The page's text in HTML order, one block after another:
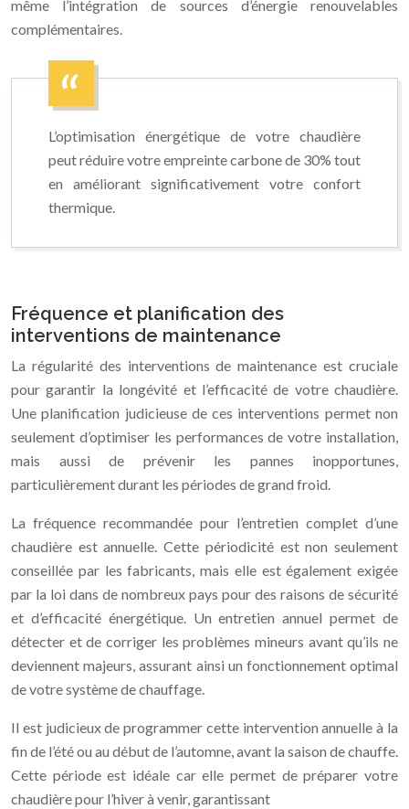
même l’intégration de sources d’énergie renouvelables
complémentaires.
L’optimisation énergétique de votre chaudière
peut réduire votre empreinte carbone de 30% tout
en améliorant significativement votre confort
thermique.
Fréquence et planification des
interventions de maintenance
La régularité des interventions de maintenance est cruciale
pour garantir la longévité et l’efficacité de votre chaudière.
Une planification judicieuse de ces interventions permet non
seulement d’optimiser les performances de votre installation,
mais aussi de prévenir les pannes inopportunes,
particulièrement durant les périodes de grand froid.
La fréquence recommandée pour l’entretien complet d’une
chaudière est annuelle. Cette périodicité est non seulement
conseillée par les fabricants, mais elle est également exigée
par la loi dans de nombreux pays pour des raisons de sécurité
et d’efficacité énergétique. Un entretien annuel permet de
détecter et de corriger les problèmes mineurs avant qu’ils ne
deviennent majeurs, assurant ainsi un fonctionnement optimal
de votre système de chauffage.
Il est judicieux de programmer cette intervention annuelle à la
fin de l’été ou au début de l’automne, avant la saison de chauffe.
Cette période est idéale car elle permet de préparer votre
chaudière pour l’hiver à venir, garantissant